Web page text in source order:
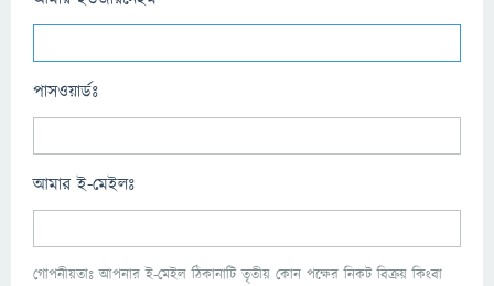
পাসওয়ার্ডঃ
আমার ই-মেইলঃ
গোপনীয়তাঃ আপনার ই-মেইল ঠিকানাটি তৃতীয় কোন পক্ষের নিকট বিক্রয় কিংবা